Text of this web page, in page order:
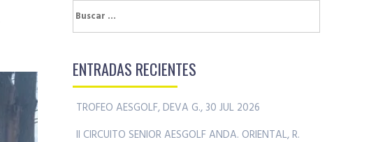
Buscar:
ENTRADAS RECIENTES
TROFEO AESGOLF, DEVA G., 30 JUL 2026
II CIRCUITO SENIOR AESGOLF ANDA. ORIENTAL, R.